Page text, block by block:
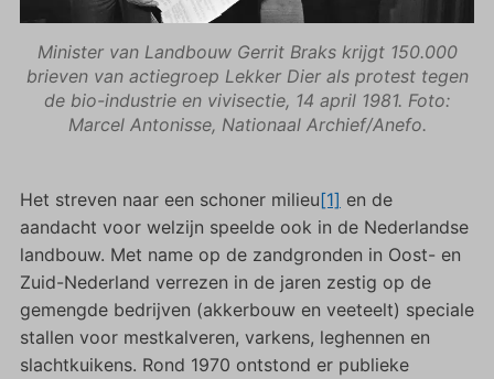
Minister van Landbouw Gerrit Braks krijgt 150.000
brieven van actiegroep Lekker Dier als protest tegen
de bio-industrie en vivisectie, 14 april 1981. Foto:
Marcel Antonisse, Nationaal Archief/Anefo.
Het streven naar een schoner milieu[1] en de
aandacht voor welzijn speelde ook in de Nederlandse
landbouw. Met name op de zandgronden in Oost- en
Zuid-Nederland verrezen in de jaren zestig op de
gemengde bedrijven (akkerbouw en veeteelt) speciale
stallen voor mestkalveren, varkens, leghennen en
slachtkuikens. Rond 1970 ontstond er publieke